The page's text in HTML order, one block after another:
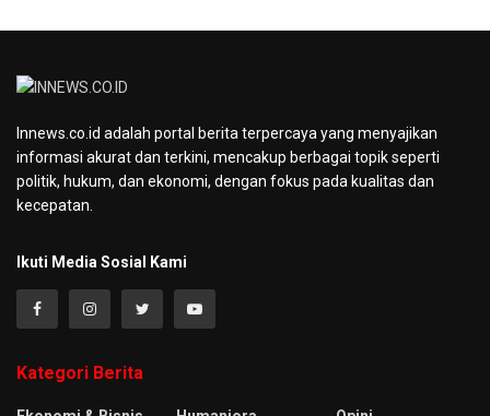
Innews.co.id adalah portal berita terpercaya yang menyajikan
informasi akurat dan terkini, mencakup berbagai topik seperti
politik, hukum, dan ekonomi, dengan fokus pada kualitas dan
kecepatan.
Ikuti Media Sosial Kami
Kategori Berita